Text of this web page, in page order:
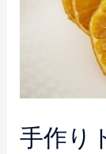
手作り